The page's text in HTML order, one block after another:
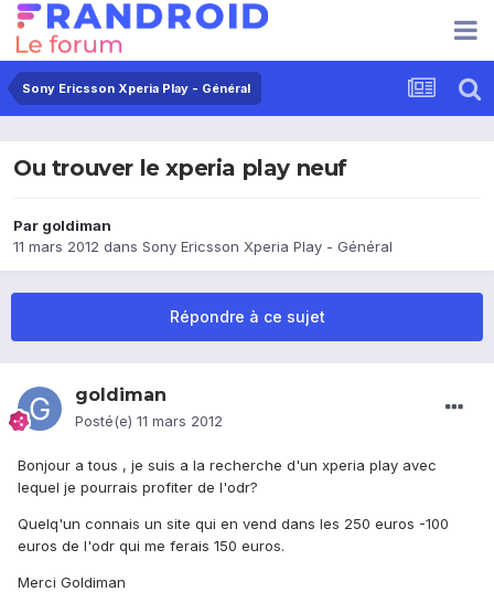
Sony Ericsson Xperia Play - Général
Ou trouver le xperia play neuf
Par goldiman
11 mars 2012 dans Sony Ericsson Xperia Play - Général
Répondre à ce sujet
goldiman
Posté(e) 11 mars 2012
Bonjour a tous , je suis a la recherche d'un xperia play avec
lequel je pourrais profiter de l'odr?
Quelq'un connais un site qui en vend dans les 250 euros -100
euros de l'odr qui me ferais 150 euros.
Merci Goldiman